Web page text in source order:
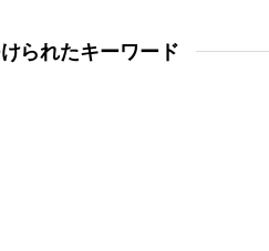
られたキーワード